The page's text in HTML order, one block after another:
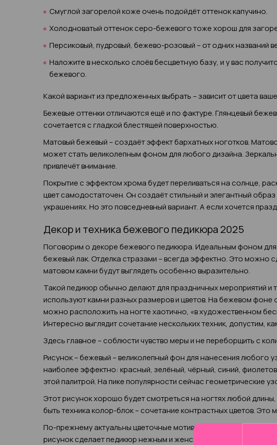
Смуглой загорелой коже очень подойдёт оттенок капучино.
Холодноватый оттенок серо-бежевого тоже хорош для
Персиковый, пудровый, бежево-розовый – от одних названий
Наложите в несколько слоёв бесцветную базу, и у вас
бежевого.
Какой вариант из предложенных выбрать – зависит от цвета
Бежевые оттенки отличаются ещё и по фактуре. Глянцевый
сочетается с гладкой блестящей поверхностью.
Матовый бежевый – создаёт эффект бархатных ноготков.
может стать великолепным фоном для любого дизайна.
привлечёт внимание.
Покрытие с эффектом хрома будет переливаться на солнце,
цвет самодостаточен. Он создаёт стильный и элегантный
украшениях. Но это повседневный вариант. А если хочется
Декор и техника бежевого педикюра 2025
Поговорим о декоре бежевого педикюра. Идеальным фоном
бежевый лак. Отделка стразами – всегда эффектно. Это можно
матовом камни будут выглядеть особенно выразительно.
Такой педикюр обычно делают для праздничных мероприятий и
используют камни разных размеров и цветов. На бежевом фоне
можно расположить на ногте хаотично, «в художественном
Интересно выглядит сочетание нескольких техник, допустим,
Здесь главное – соблюсти чувство меры и не переборщить с
Рисунок – бежевый – великолепный фон для нанесения любого
наиболее эффектно: красный, зелёный, чёрный, синий,
этой палитрой. На пике популярности сейчас геометрические
Этот рисунок хорошо будет смотреться на ногтях любой
быть техника колор-блок – сочетание контрастных цветов. Это
По-прежнему актуальны цветочные мотивы. Кроме цветов это
рисунок сделает педикюр нежным и женственным, поднимает